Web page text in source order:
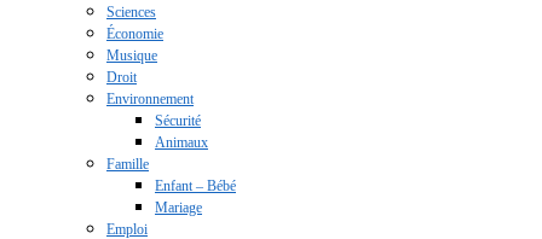
Sciences
Économie
Musique
Droit
Environnement
Sécurité
Animaux
Famille
Enfant – Bébé
Mariage
Emploi